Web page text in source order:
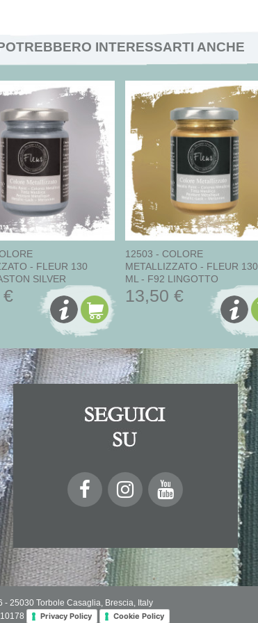
INTERESSARTI ANCHE
- FLEUR 130
SILVER
€
12503 - COLORE
METALLIZZATO - FLEUR 130
ML - F92 LINGOTTO
13,50 €
- 25030 Torbole Casaglia, Brescia, Italy
Privacy Policy Cookie Policy